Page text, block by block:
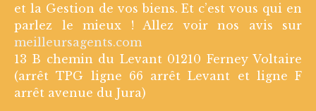
et la Gestion de vos biens. Et c’est vous qui en
parlez le mieux ! Allez voir nos avis sur
meilleursagents.com
13 B chemin du Levant 01210 Ferney Voltaire
(arrêt TPG ligne 66 arrêt Levant et ligne F
arrêt avenue du Jura)